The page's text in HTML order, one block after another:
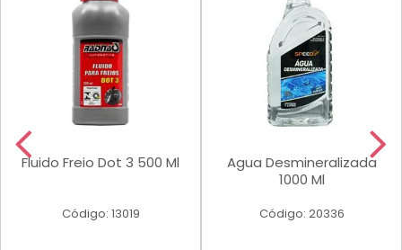
Fluido Freio Dot 3 500 Ml
Código: 13019
Agua Desmineralizada
1000 Ml
Código: 20336